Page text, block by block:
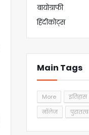
बायोग्राफी
हिंदीकोट्स
Main Tags
More इतिहास
नॉलेज
पुरातत्व